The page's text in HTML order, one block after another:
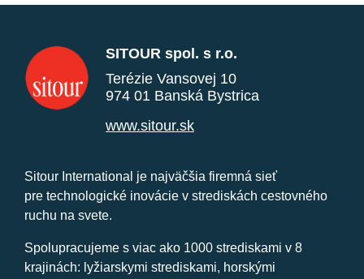
SITOUR spol. s r.o.
Terézie Vansovej 10
974 01 Banská Bystrica
www.sitour.sk
Sitour International je najväčšia firemná sieť
pre technologické inovácie v strediskách cestovného
ruchu na svete.
Spolupracujeme s viac ako 1000 strediskami v 8
krajinách: lyžiarskymi strediskami, horskými